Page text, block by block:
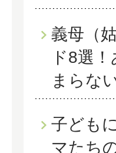
義母（
ド8選
まらな
子ども
マたち